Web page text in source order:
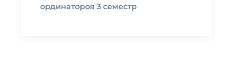
ординаторов 3 семестр